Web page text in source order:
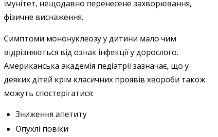
імунітет, нещодавно перенесене захворювання,
фізичне виснаження.
Симптоми мононуклеозу у дитини мало чим
відрізняються від ознак інфекції у дорослого.
Американська академія педіатрії зазначає, що у
деяких дітей крім класичних проявів хвороби також
можуть спостерігатися:
Зниження апетиту
Опухлі повіки